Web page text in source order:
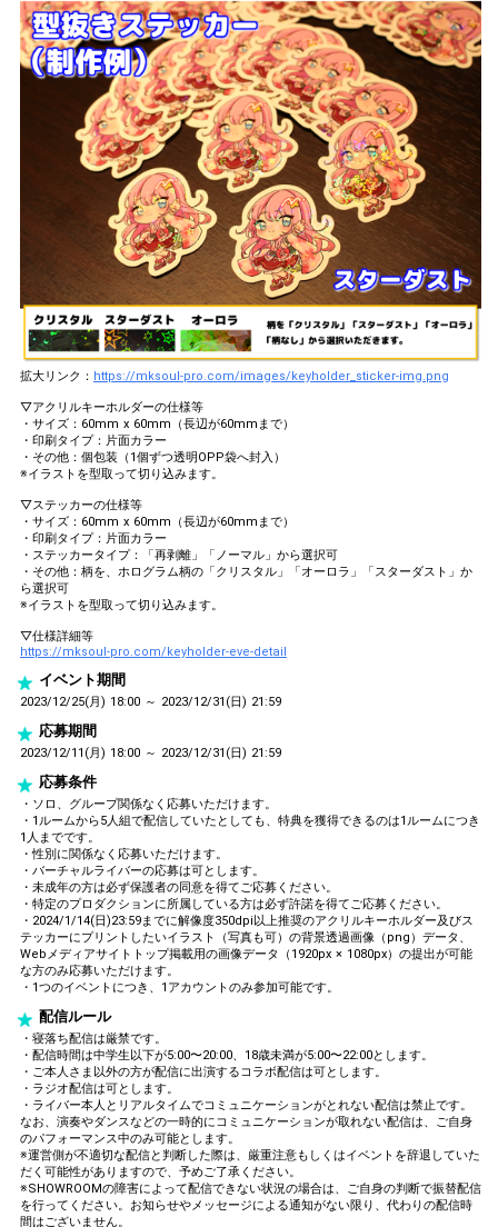
拡大リンク： https://mksoul-pro.com/images/keyholder_sticker-img.png
▽アクリルキーホルダーの仕様等
・サイズ：60mm x 60mm（長辺が60mmまで）
・印刷タイプ：片面カラー
・その他：個包装（1個ずつ透明OPP袋へ封入）
※イラストを型取って切り込みます。
▽ステッカーの仕様等
・サイズ：60mm x 60mm（長辺が60mmまで）
・印刷タイプ：片面カラー
・ステッカータイプ：「再剥離」「ノーマル」から選択可
・その他：柄を、ホログラム柄の「クリスタル」「オーロラ」「スターダスト」か
ら選択可
※イラストを型取って切り込みます。
▽仕様詳細等
https://mksoul-pro.com/keyholder-eve-detail
イベント期間
2023/12/25(月) 18:00 ～ 2023/12/31(日) 21:59
応募期間
2023/12/11(月) 18:00 ～ 2023/12/31(日) 21:59
応募条件
・ソロ、グループ関係なく応募いただけます。
・1ルームから5人組で配信していたとしても、特典を獲得できるのは1ルームにつき
1人までです。
・性別に関係なく応募いただけます。
・バーチャルライバーの応募は可とします。
・未成年の方は必ず保護者の同意を得てご応募ください。
・特定のプロダクションに所属している方は必ず許諾を得てご応募ください。
・2024/1/14(日)23:59までに解像度350dpi以上推奨のアクリルキーホルダー及びス
テッカーにプリントしたいイラスト（写真も可）の背景透過画像（png）データ、
Webメディアサイトトップ掲載用の画像データ（1920px × 1080px）の提出が可能
な方のみ応募いただけます。
・1つのイベントにつき、1アカウントのみ参加可能です。
配信ルール
・寝落ち配信は厳禁です。
・配信時間は中学生以下が5:00〜20:00、18歳未満が5:00〜22:00とします。
・ご本人さま以外の方が配信に出演するコラボ配信は可とします。
・ラジオ配信は可とします。
・ライバー本人とリアルタイムでコミュニケーションがとれない配信は禁止です。
なお、演奏やダンスなどの一時的にコミュニケーションが取れない配信は、ご自身
のパフォーマンス中のみ可能とします。
※運営側が不適切な配信と判断した際は、厳重注意もしくはイベントを辞退していた
だく可能性がありますので、予めご了承ください。
※SHOWROOMの障害によって配信できない状況の場合は、ご自身の判断で振替配信
を行ってください。お知らせやメッセージによる通知がない限り、代わりの配信時
間はございません。